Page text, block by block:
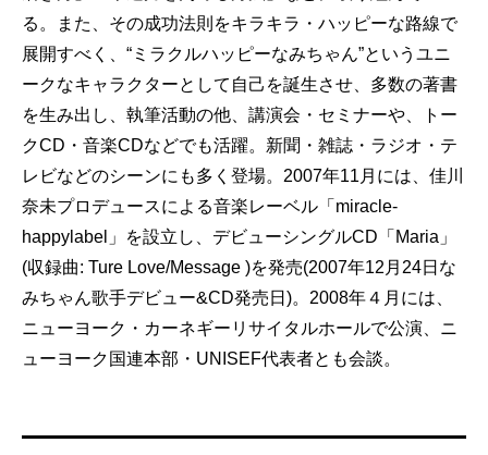
る。また、その成功法則をキラキラ・ハッピーな路線で
展開すべく、“ミラクルハッピーなみちゃん”というユニ
ークなキャラクターとして自己を誕生させ、多数の著書
を生み出し、執筆活動の他、講演会・セミナーや、トー
クCD・音楽CDなどでも活躍。新聞・雑誌・ラジオ・テ
レビなどのシーンにも多く登場。2007年11月には、佳川
奈未プロデュースによる音楽レーベル「miracle-
happylabel」を設立し、デビューシングルCD「Maria」
(収録曲: Ture Love/Message )を発売(2007年12月24日な
みちゃん歌手デビュー&CD発売日)。2008年４月には、
ニューヨーク・カーネギーリサイタルホールで公演、ニ
ューヨーク国連本部・UNISEF代表者とも会談。